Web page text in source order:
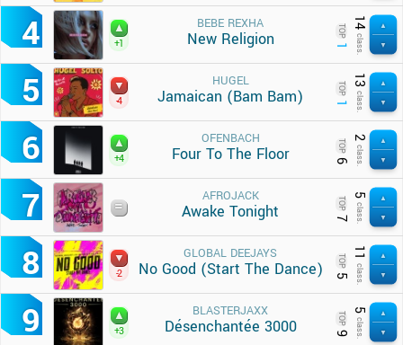
4 +1
BEBE REXHA
New Religion TOP
1
14
class.
5 -4
HUGEL
Jamaican (Bam Bam) TOP
1
13
class.
6 +4
OFENBACH
Four To The Floor TOP
6
2
class.
7 AFROJACK
Awake Tonight TOP
7
5
class.
8 -2
GLOBAL DEEJAYS
No Good (Start The Dance) TOP
5
11
class.
9 +3
BLASTERJAXX
Désenchantée 3000 TOP
9
5
class.